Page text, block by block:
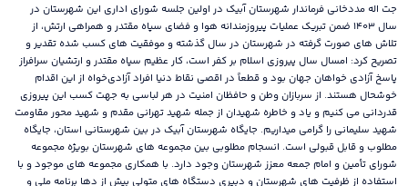
جت اله مددخانی فرماندار شهرستان آبیک در اولین جلسه شورای اداری این شهرستان در
سال ۱۴۰۳ ضمن تبریک عملیات پیروزمندانه هوا و فضای سپاه مقتدر و همراهی ارتش، از
تلاش های صورت گرفته در شهرستان در سال گذشته و موفقیت های کسب شده تقدیر و
تصریح کرد: امسال سال پیروزی اسلام بر کفر است، کار عظیم سپاه مقتدر و ارتشیان سرافراز
پاسخ آزادی خواهان جهان بود و قطعاً در اقصی نقاط دنیا افراد آزادی‌خواه از این اقدام
خوشحال هستند. از سربازان وطن و حافظان امنیت در هر لباسی به جهت کسب این پیروزی
قدردانی می کنیم و یاد و خاطره شهیدان از جمله شهید تهرانی مقدم و شهید محور مقاومت
شهید سلیمانی را گرامی میداریم. جایگاه شهرستان آبیک در بین شهرستانی استان، جایگاه
مطلوب و قابل قبولی است. انسجام مطلوبی بین مجموعه های شهرستان بویژه مجموعه
شورای تأمین و امام جمعه معزز شهرستان وجود دارد. با همکاری مجموعه های موجود و با
استفاده از ظرفیت های شهرستان و دبیری دستگاه های متولی بیش از دها برنامه ملی و